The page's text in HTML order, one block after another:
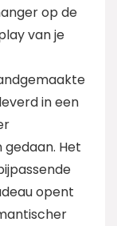
op de
van je
in een
Het
opent